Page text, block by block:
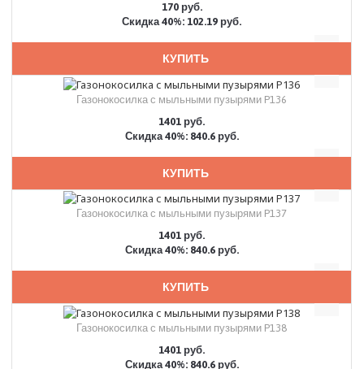
170 руб.
Скидка 40%: 102.19 руб.
КУПИТЬ
Газонокосилка с мыльными пузырями P136
1401 руб.
Скидка 40%: 840.6 руб.
КУПИТЬ
Газонокосилка с мыльными пузырями P137
1401 руб.
Скидка 40%: 840.6 руб.
КУПИТЬ
Газонокосилка с мыльными пузырями P138
1401 руб.
Скидка 40%: 840.6 руб.